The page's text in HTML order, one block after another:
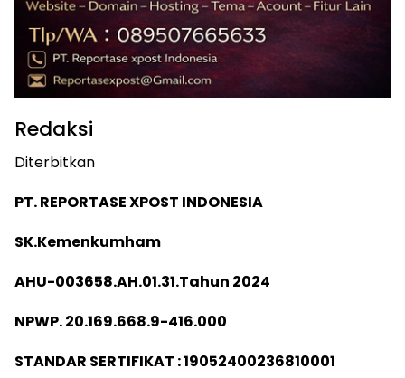
Redaksi
Diterbitkan
PT. REPORTASE XPOST INDONESIA
SK.Kemenkumham
AHU-003658.AH.01.31.Tahun 2024
NPWP. 20.169.668.9-416.000
STANDAR SERTIFIKAT : 19052400236810001